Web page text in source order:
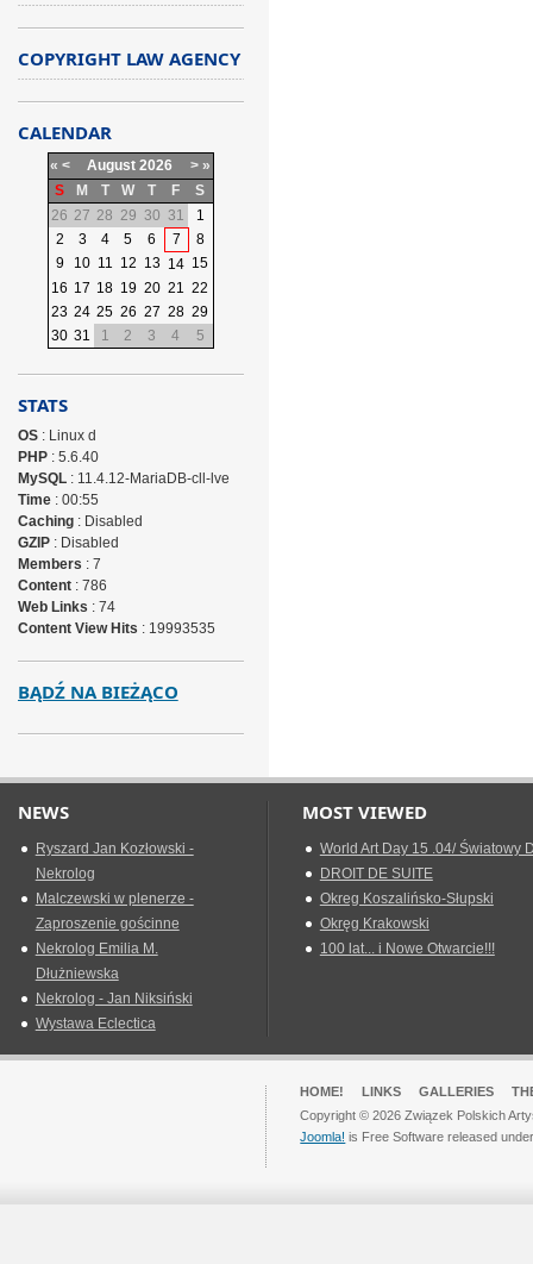
COPYRIGHT LAW AGENCY
CALENDAR
« < August 2026 > »
S
M T W T F
S
26 27 28 29 30 31
1
2
3 4 5 6 7
8
9
10 11 12 13 14 15
16 17 18 19 20 21 22
23 24 25 26 27 28 29
30 31 1 2 3 4 5
STATS
OS: Linux d
PHP: 5.6.40
MySQL: 11.4.12-MariaDB-cll-lve
Time: 00:55
Caching: Disabled
GZIP: Disabled
Members : 7
Content: 786
Web Links : 74
Content View Hits : 19993535
BĄDŹ NA BIEŻĄCO
NEWS
Ryszard Jan Kozłowski -
Nekrolog
Malczewski w plenerze -
Zaproszenie gościnne
Nekrolog Emilia M.
Dłużniewska
Nekrolog - Jan Niksiński
Wystawa Eclectica
MOST VIEWED
World Art Day 15 .04/ Światowy
DROIT DE SUITE
Okreg Koszalińsko-Słupski
Okręg Krakowski
100 lat... i Nowe Otwarcie!!!
HOME! LINKS GALLERIES
Copyright © 2026 Związek Polskich
Joomla! is Free Software released